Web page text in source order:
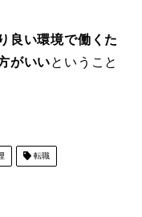
良い環境で働くた
がいいということ
転職